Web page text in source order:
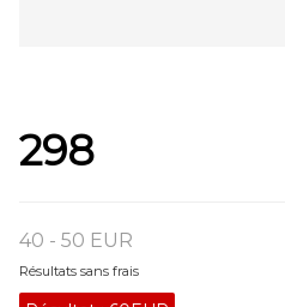
298
40 - 50 EUR
Résultats sans frais